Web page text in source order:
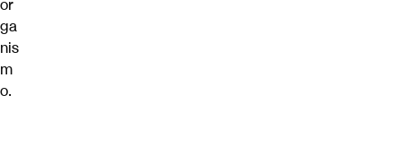
or
ga
nis
m
o.